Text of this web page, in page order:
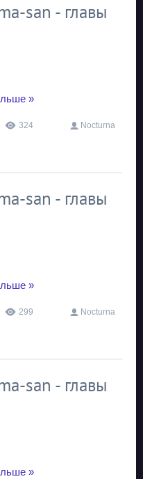
san - главы
»
324
Nocturna
san - главы
»
299
Nocturna
san - главы
»